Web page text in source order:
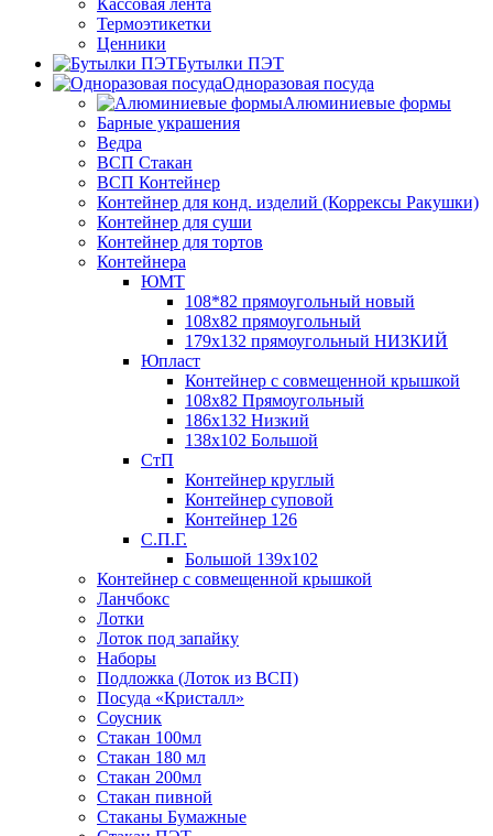
Кассовая лента
Термоэтикетки
Ценники
Бутылки ПЭТ
Одноразовая посуда
Алюминиевые формы
Барные украшения
Ведра
ВСП Стакан
ВСП Контейнер
Контейнер для конд. изделий (Коррексы Ракушки)
Контейнер для суши
Контейнер для тортов
Контейнера
ЮМТ
108*82 прямоугольный новый
108х82 прямоугольный
179х132 прямоугольный НИЗКИЙ
Юпласт
Контейнер с совмещенной крышкой
108х82 Прямоугольный
186х132 Низкий
138х102 Большой
СтП
Контейнер круглый
Контейнер суповой
Контейнер 126
С.П.Г.
Большой 139х102
Контейнер с совмещенной крышкой
Ланчбокс
Лотки
Лоток под запайку
Наборы
Подложка (Лоток из ВСП)
Посуда «Кристалл»
Соусник
Стакан 100мл
Стакан 180 мл
Стакан 200мл
Стакан пивной
Стаканы Бумажные